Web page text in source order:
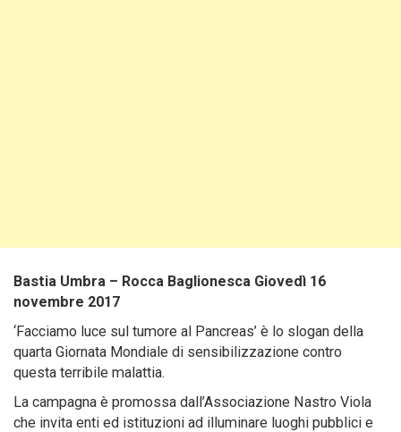
Bastia Umbra – Rocca Baglionesca Giovedì 16
novembre 2017
‘Facciamo luce sul tumore al Pancreas’ è lo slogan della
quarta Giornata Mondiale di sensibilizzazione contro
questa terribile malattia.
La campagna è promossa dall’Associazione Nastro Viola
che invita enti ed istituzioni ad illuminare luoghi pubblici e